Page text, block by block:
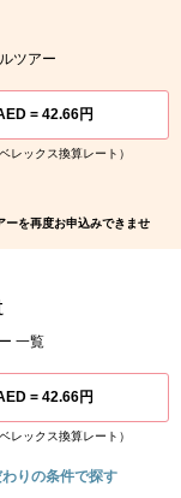
ツアー
= 42.66円
レックス換算レート）
ーを再度お申込みできませ
一覧
= 42.66円
レックス換算レート）
わりの条件で探す